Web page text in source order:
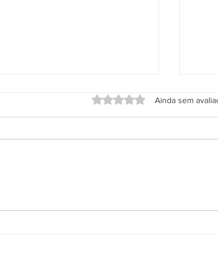
recursos, melhor usabilidade e
Avaliado com 0 de 5
Ainda sem